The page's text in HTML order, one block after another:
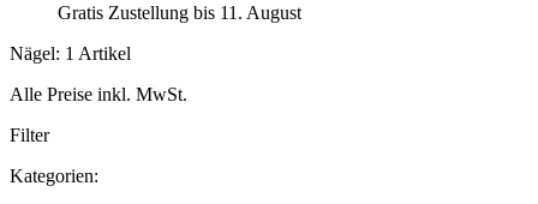
Gratis Zustellung bis 11. August
Nägel: 1 Artikel
Alle Preise inkl. MwSt.
Filter
Kategorien: